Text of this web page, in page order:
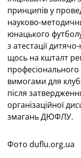
принципів у
науково-
юнацького
з атестації
щось на кшталт
вимогами для
після
організаційної
змагань ДЮФЛУ.
Фото duflu.org.ua